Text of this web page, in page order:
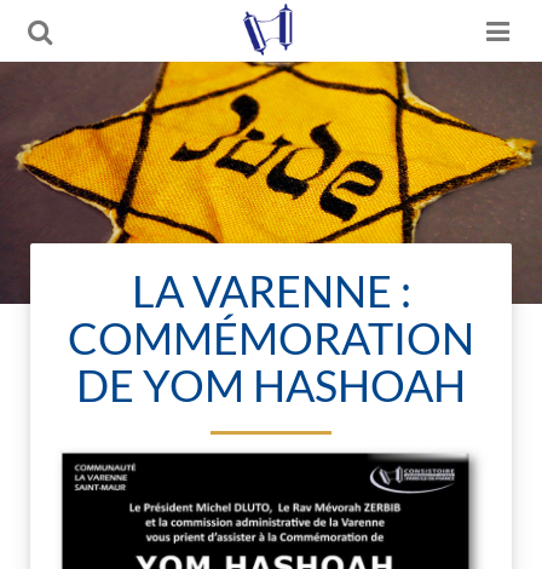
LA VARENNE :
COMMÉMORATION
DE YOM HASHOAH